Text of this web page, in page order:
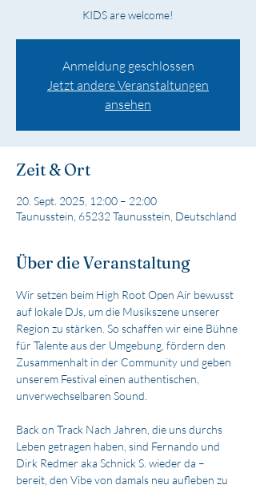
KIDS are welcome!
Anmeldung geschlossen
Jetzt andere Veranstaltungen
ansehen
Zeit & Ort
20. Sept. 2025, 12:00 – 22:00
Taunusstein, 65232 Taunusstein, Deutschland
Über die Veranstaltung
Wir setzen beim High Root Open Air bewusst
auf lokale DJs, um die Musikszene unserer
Region zu stärken. So schaffen wir eine Bühne
für Talente aus der Umgebung, fördern den
Zusammenhalt in der Community und geben
unserem Festival einen authentischen,
unverwechselbaren Sound.
Back on Track Nach Jahren, die uns durchs
Leben getragen haben, sind Fernando und
Dirk Redmer aka Schnick S. wieder da –
bereit, den Vibe von damals neu aufleben zu